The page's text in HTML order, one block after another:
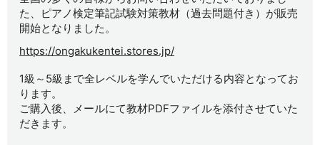
た、ピアノ検定筆記試験対策教材（過去問題付き）が販売
開始となりました。
https://ongakukentei.stores.jp/
1級～5級まで全レベルを学んでいただける内容となってお
ります。
ご購入後、メールにて教材PDFファイルを添付させていた
だきます。